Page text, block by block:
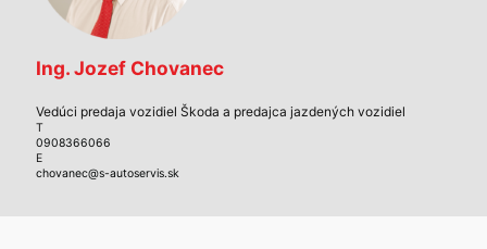
Ing. Jozef Chovanec
Vedúci predaja vozidiel Škoda a predajca jazdených vozidiel
T
0908366066
E
chovanec@s-autoservis.sk